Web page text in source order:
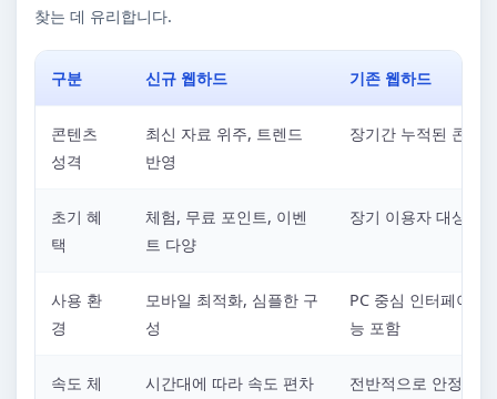
찾는 데 유리합니다.
구분 신규 웹하드 기존 웹하드
콘텐츠
성격
최신 자료 위주, 트렌드
반영
장기간 누적된 콘텐
초기 혜
택
체험, 무료 포인트, 이벤
트 다양
장기 이용자 대상 혜
사용 환
경
모바일 최적화, 심플한 구
성
PC 중심 인터페이스,
능 포함
속도 체
시간대에 따라 속도 편차
전반적으로 안정적